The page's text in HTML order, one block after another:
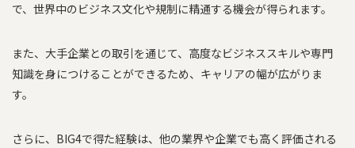
で、世界中のビジネス文化や規制に精通する機会が得られます。
また、大手企業との取引を通じて、高度なビジネススキルや専門
知識を身につけることができるため、キャリアの幅が広がりま
す。
さらに、BIG4で得た経験は、他の業界や企業でも高く評価される